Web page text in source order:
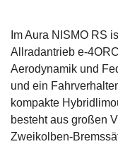
Im Aura NISMO RS
Allradantrieb e-
Aerodynamik und
und ein
kompakte
besteht aus großen
Zweikolben-